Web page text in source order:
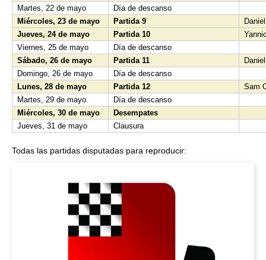
Martes, 22 de mayo
Día de descanso
Miércoles, 23 de mayo
Partida 9
Jueves, 24 de mayo
Partida 10
Viernes, 25 de mayo
Día de descanso
Sábado, 26 de mayo
Partida 11
Domingo, 26 de mayo
Día de descanso
Lunes, 28 de mayo
Partida 12
Sam
Martes, 29 de mayo
Día de descanso
Miércoles, 30 de mayo
Desempates
Jueves, 31 de mayo
Clausura
Todas las partidas disputadas para reproducir: